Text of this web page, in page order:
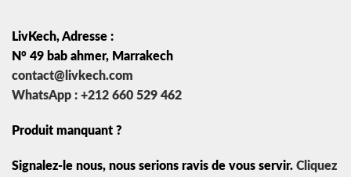
LivKech, Adresse :
N° 49 bab ahmer, Marrakech
contact@livkech.com
WhatsApp : +212 660 529 462
Produit manquant ?
Signalez-le nous, nous serions ravis de vous servir. Cliquez